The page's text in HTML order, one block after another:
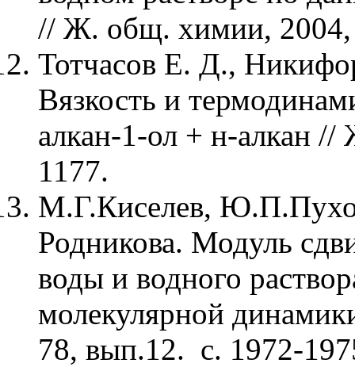
// Ж. общ. химии, 2004,
Тотчасов Е. Д.,
Вязкость и
алкан-1-ол + н-алкан
1177.
М.Г.Киселев,
Родникова. Модуль
воды и водного
молекулярной
78, вып.12. с. 1972-